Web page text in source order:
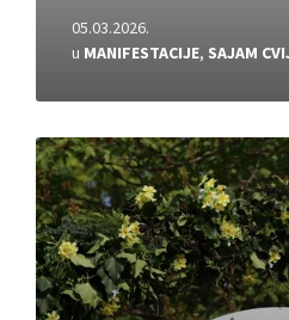
05.03.2026.
u MANIFESTACIJE, SAJAM
Pročitajte
više